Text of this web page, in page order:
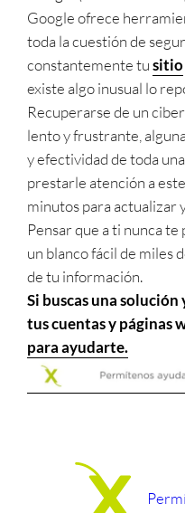
Google ofrece
toda la cuestión de
constantemente tusitio
existe algo inusual lo
Recuperarse de un
lento y frustrante,
y efectividad de toda
prestarle atención a
minutos para actualizar
Pensar que a ti nunca
un blanco fácil de miles
de tu información.
Si buscas una
tus cuentas y páginas
para ayudarte.